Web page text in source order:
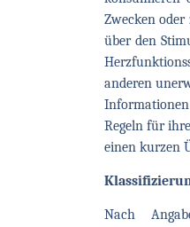
Zwecken
über den
anderen
Regeln für
einen kurzen
Nach